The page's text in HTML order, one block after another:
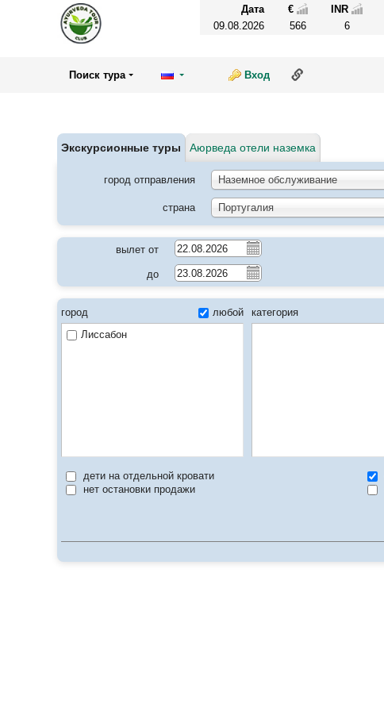
Дата € INR
09.08.2026
566 6
Поиск тура Вход
Экскурсионные туры Аюрведа отели наземка
город отправления Наземное обслуживание
страна Португалия
вылет от
до
город
любой
Лиссабон
категория
дети на отдельной кровати
нет остановки продажи